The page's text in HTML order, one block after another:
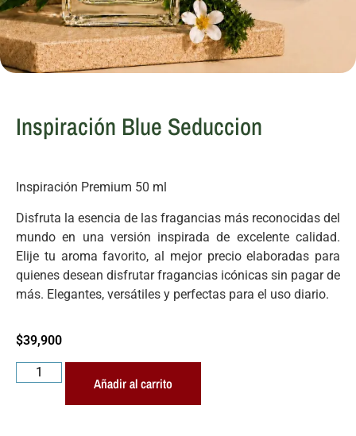
Inspiración Blue Seduccion
Inspiración Premium 50 ml
Disfruta la esencia de las fragancias más reconocidas del
mundo en una versión inspirada de excelente calidad.
Elije tu aroma favorito, al mejor precio elaboradas para
quienes desean disfrutar fragancias icónicas sin pagar de
más. Elegantes, versátiles y perfectas para el uso diario.
$39,900
Añadir al carrito